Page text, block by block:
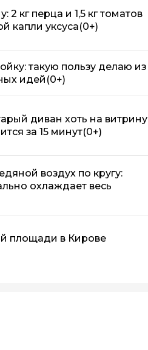
кг перца и 1,5 кг томатов
капли уксуса(0+)
такую пользу делаю из
идей (0+)
диван хоть на витрину
за 15 минут(0+)
воздух по кругу:
охлаждает весь
площади в Кирове